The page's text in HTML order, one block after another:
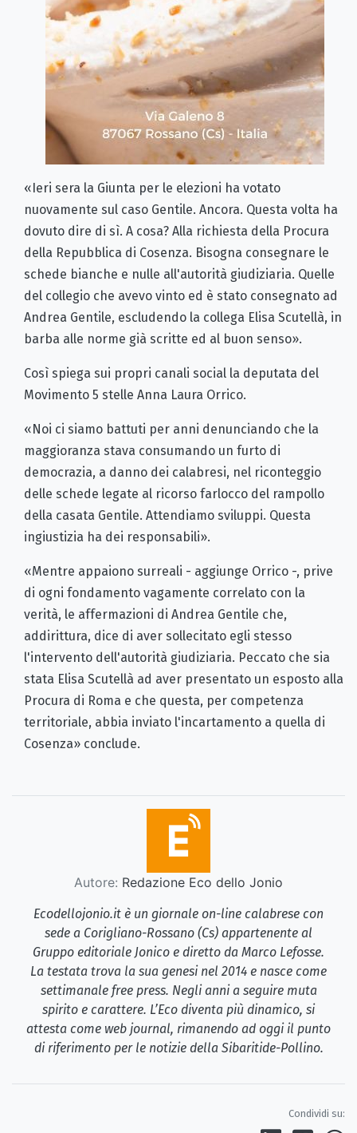
«Ieri sera la Giunta per le elezioni ha votato
nuovamente sul caso Gentile. Ancora. Questa volta ha
dovuto dire di sì. A cosa? Alla richiesta della Procura
della Repubblica di Cosenza. Bisogna consegnare le
schede bianche e nulle all'autorità giudiziaria. Quelle
del collegio che avevo vinto ed è stato consegnato ad
Andrea Gentile, escludendo la collega Elisa Scutellà, in
barba alle norme già scritte ed al buon senso».
Così spiega sui propri canali social la deputata del
Movimento 5 stelle Anna Laura Orrico.
«Noi ci siamo battuti per anni denunciando che la
maggioranza stava consumando un furto di
democrazia, a danno dei calabresi, nel riconteggio
delle schede legate al ricorso farlocco del rampollo
della casata Gentile. Attendiamo sviluppi. Questa
ingiustizia ha dei responsabili».
«Mentre appaiono surreali - aggiunge Orrico -, prive
di ogni fondamento vagamente correlato con la
verità, le affermazioni di Andrea Gentile che,
addirittura, dice di aver sollecitato egli stesso
l'intervento dell'autorità giudiziaria. Peccato che sia
stata Elisa Scutellà ad aver presentato un esposto alla
Procura di Roma e che questa, per competenza
territoriale, abbia inviato l'incartamento a quella di
Cosenza» conclude.
Autore: Redazione Eco dello Jonio
Ecodellojonio.it è un giornale on-line calabrese con
sede a Corigliano-Rossano (Cs) appartenente al
Gruppo editoriale Jonico e diretto da Marco Lefosse.
La testata trova la sua genesi nel 2014 e nasce come
settimanale free press. Negli anni a seguire muta
spirito e carattere. L’Eco diventa più dinamico, si
attesta come web journal, rimanendo ad oggi il punto
di riferimento per le notizie della Sibaritide-Pollino.
Condividi su: